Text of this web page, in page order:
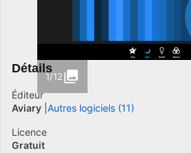
1/12
Détails
Éditeur
Aviary Autres logiciels (11)
Licence
Gratuit